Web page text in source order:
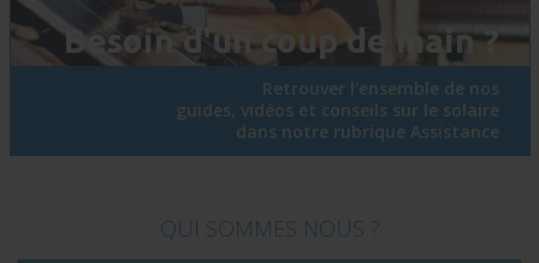
Besoin d'un coup de main ?
Retrouver l'ensemble de nos
guides, vidéos et conseils sur le solaire
dans notre rubrique Assistance
QUI SOMMES NOUS ?